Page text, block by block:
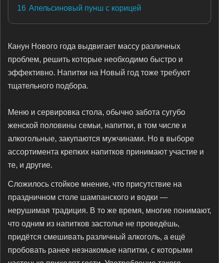
16 Апельсиновый пунш с корицей
Канун Нового года выдвигает массу различных
проблем, решить которые необходимо быстро и
эффективно. Напитки на Новый год тоже требуют
тщательного подбора.
Меню и сервировка стола, обычно забота сугубо
женской половины семьи, напитки, в том числе и
алкогольные, закупаются мужчинами. Но в выборе
ассортимента крепких напитков принимают участие и
те, и другие.
Сложилось стойкое мнение, что присутствие на
праздничном столе шампанского и водки —
нерушимая традиция. В то же время, многие понимают,
что одним из напитков застолье не проведёшь,
придётся смешивать различный алкоголь, а ещё
пробовать ранее незнакомые напитки, с которыми